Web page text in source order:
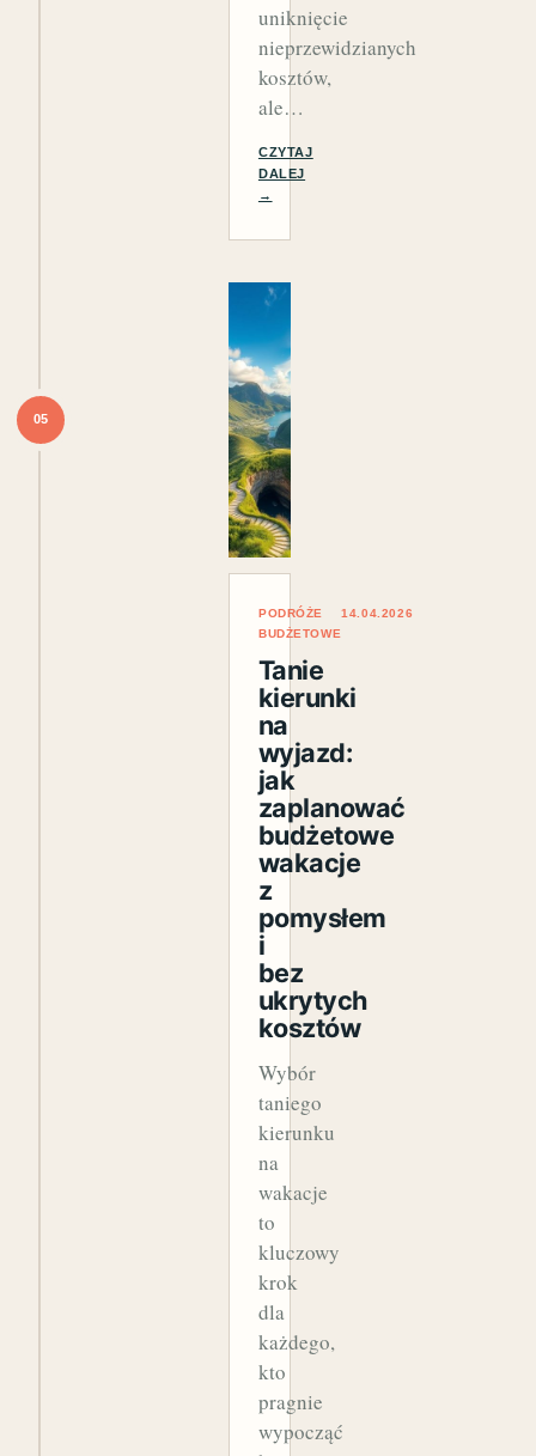
uniknięcie
nieprzewidzianych
kosztów,
ale…
CZYTAJ
DALEJ
→
05
PODRÓŻE
BUDŻETOWE
14.04.2026
Tanie
kierunki
na
wyjazd:
jak
zaplanować
budżetowe
wakacje
z
pomysłem
i
bez
ukrytych
kosztów
Wybór
taniego
kierunku
na
wakacje
to
kluczowy
krok
dla
każdego,
kto
pragnie
wypocząć